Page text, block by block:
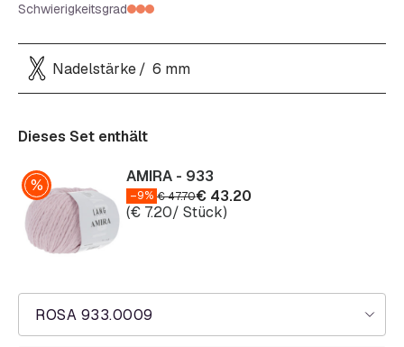
Schwierigkeitsgrad
Nadelstärke 6 mm
Dieses Set enthält
ROSA 933.0009
AMIRA - 933
–9% €47.70€ 43.20
(€ 7.20/ Stück)